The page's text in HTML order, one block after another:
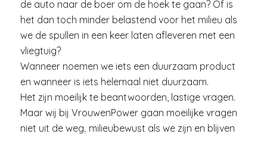
de auto naar de boer om de hoek te gaan? Of is
het dan toch minder belastend voor het milieu als
we de spullen in een keer laten afleveren met een
vliegtuig?
Wanneer noemen we iets een duurzaam product
en wanneer is iets helemaal niet duurzaam.
Het zijn moeilijk te beantwoorden, lastige vragen.
Maar wij bij VrouwenPower gaan moeilijke vragen
niet uit de weg, milieubewust als we zijn en blijven